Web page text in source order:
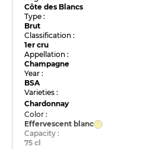
Côte des Blancs
Type :
Brut
Classification :
1er cru
Appellation :
Champagne
Year :
BSA
Varieties :
Chardonnay
Color :
Effervescent blanc
Capacity :
75 cl